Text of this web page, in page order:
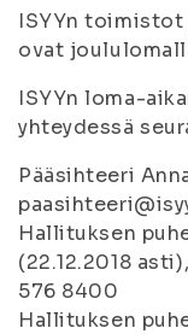
ISYYn
ovat
ISYYn loma-
yhteydessä
Pääsihteeri
Hallituksen
(22.12.2018
576 8400
Hallituksen